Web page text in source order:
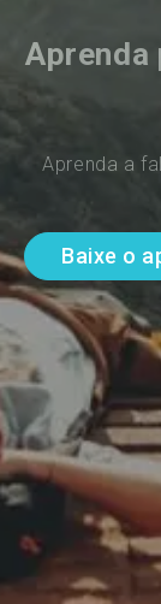
Aprenda
Aprenda a
Baixe o